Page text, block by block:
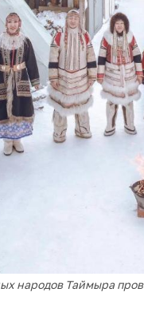
народов Таймыра